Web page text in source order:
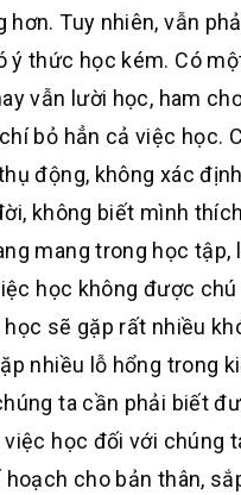
hơn. Tuy nhiên, vẫn
ý thức học kém. Có
vẫn lười học, ham
bỏ hẳn cả việc học.
động, không xác
không biết mình
mang trong học tập,
học không được chú
sẽ gặp rất nhiều
nhiều lỗ hổng trong
ta cần phải biết
việc học đối với chúng
hoạch cho bản thân,